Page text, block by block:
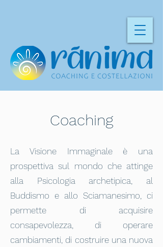
Coaching
La Visione Immaginale è una
prospettiva sul mondo che attinge
alla Psicologia archetipica, al
Buddismo e allo Sciamanesimo, ci
permette di acquisire
consapevolezza, di operare
cambiamenti, di costruire una nuova